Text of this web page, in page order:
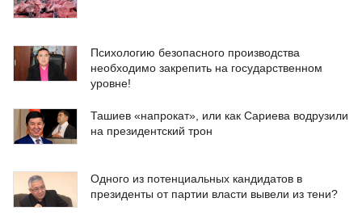
Психологию безопасного производства
необходимо закрепить на государственном
уровне!
Ташиев «напрокат», или как Сариева водрузили
на президентский трон
Одного из потенциальных кандидатов в
президенты от партии власти вывели из тени?